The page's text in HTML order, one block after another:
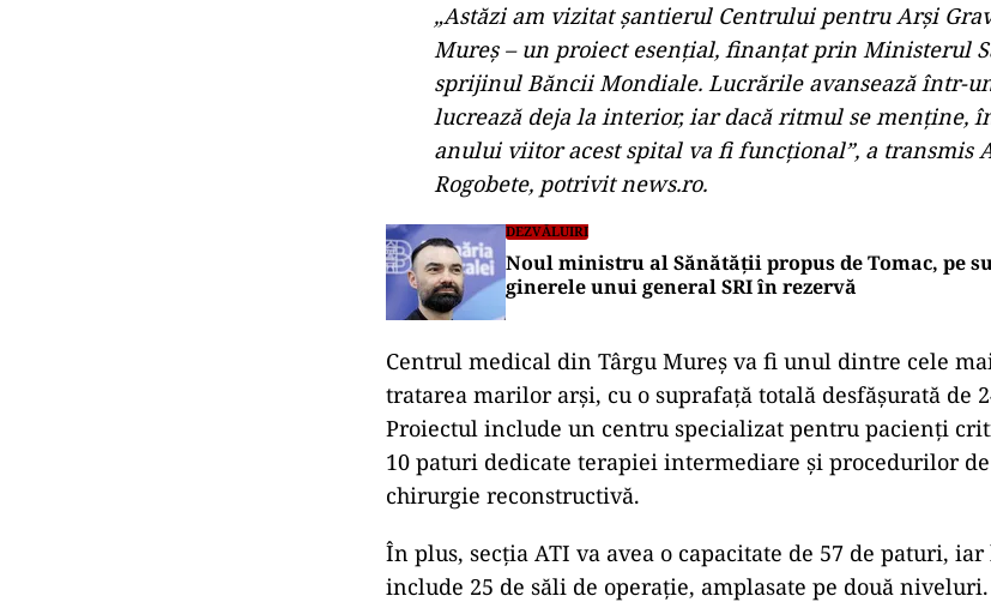
„Astăzi am vizitat şantierul Centrului pentru Arşi
Mureş – un proiect esenţial, finanţat prin Ministerul
sprijinul Băncii Mondiale. Lucrările avansează într-
lucrează deja la interior, iar dacă ritmul se menţine,
anului viitor acest spital va fi funcţional”, a transmis
Rogobete, potrivit news.ro.
DEZVĂLUIRI
Noul ministru al Sănătății propus de Tomac, pe
ginerele unui general SRI în rezervă
Centrul medical din Târgu Mureș va fi unul dintre cele
tratarea marilor arși, cu o suprafață totală desfășurată de
Proiectul include un centru specializat pentru pacienți
10 paturi dedicate terapiei intermediare și procedurilor
chirurgie reconstructivă.
În plus, secția ATI va avea o capacitate de 57 de paturi,
include 25 de săli de operație, amplasate pe două niveluri.